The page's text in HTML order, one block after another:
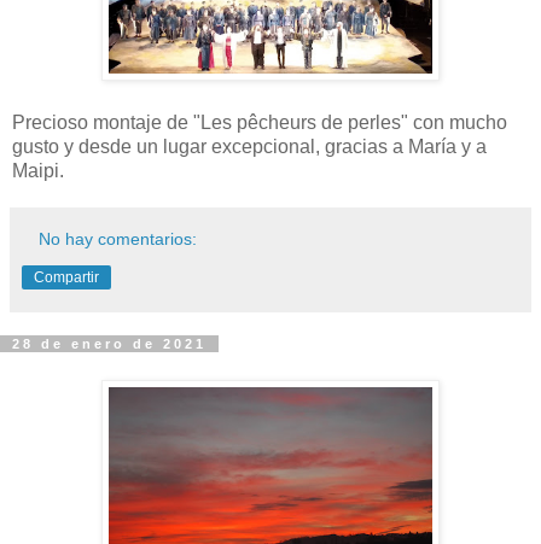
Precioso montaje de "Les pêcheurs de perles" con mucho
gusto y desde un lugar excepcional, gracias a María y a
Maipi.
No hay comentarios:
Compartir
28 de enero de 2021